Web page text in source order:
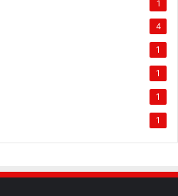
1
4
1
1
1
1